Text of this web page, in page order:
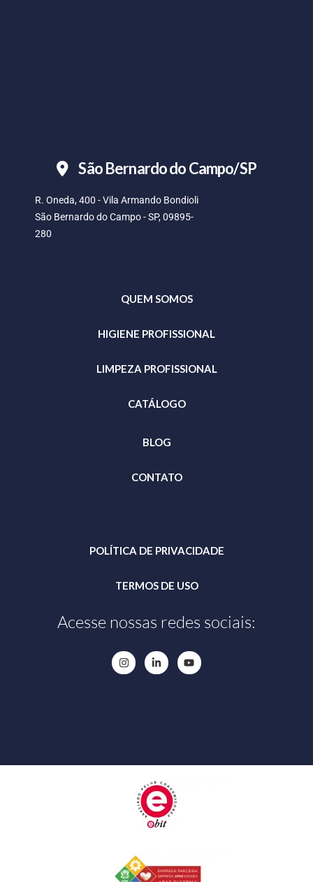
São Bernardo do Campo/SP
R. Oneda, 400 - Vila Armando Bondioli
São Bernardo do Campo - SP, 09895-
280
QUEM SOMOS
HIGIENE PROFISSIONAL
LIMPEZA PROFISSIONAL
CATÁLOGO
BLOG
CONTATO
POLÍTICA DE PRIVACIDADE
TERMOS DE USO
Acesse nossas redes sociais: